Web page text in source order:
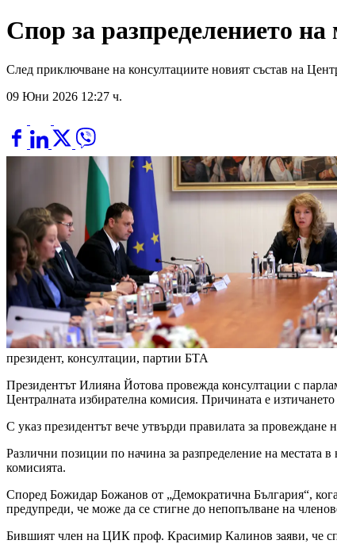
Спор за разпределението
След приключване на консултациите новият състав на
09 Юни 2026 12:27 ч.
президент, консултации, партии БТА
Президентът Илияна Йотова провежда консултации с
Централната избирателна комисия. Причината е
С указ президентът вече утвърди правилата за
Различни позиции по начина за разпределение на местата
комисията.
Според Божидар Божанов от „Демократична България“,
предупреди, че може да се стигне до непопълване на
Бившият член на ЦИК проф. Красимир Калинов заяви, че